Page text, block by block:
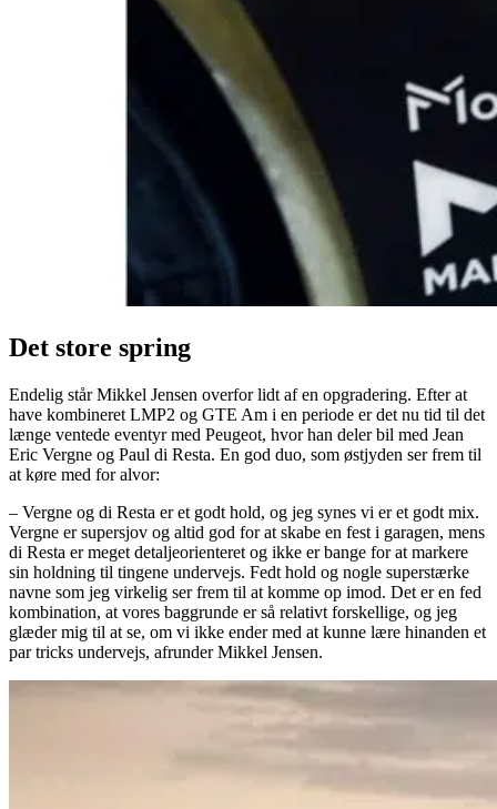
Det store spring
Endelig står Mikkel Jensen overfor lidt af en opgradering. Efter at
have kombineret LMP2 og GTE Am i en periode er det nu tid til det
længe ventede eventyr med Peugeot, hvor han deler bil med Jean
Eric Vergne og Paul di Resta. En god duo, som østjyden ser frem til
at køre med for alvor:
– Vergne og di Resta er et godt hold, og jeg synes vi er et godt mix.
Vergne er supersjov og altid god for at skabe en fest i garagen, mens
di Resta er meget detaljeorienteret og ikke er bange for at markere
sin holdning til tingene undervejs. Fedt hold og nogle superstærke
navne som jeg virkelig ser frem til at komme op imod. Det er en fed
kombination, at vores baggrunde er så relativt forskellige, og jeg
glæder mig til at se, om vi ikke ender med at kunne lære hinanden et
par tricks undervejs, afrunder Mikkel Jensen.